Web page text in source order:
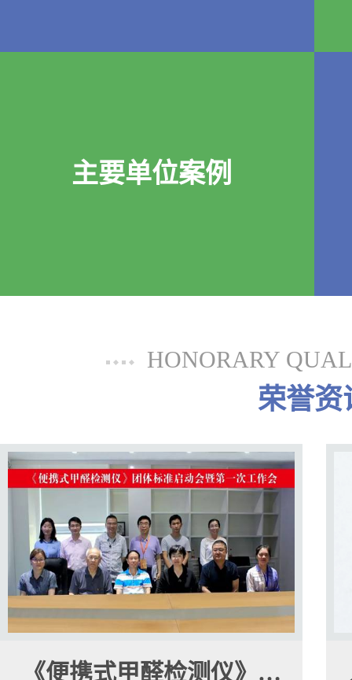
主要单位案例
HONORARY
荣誉资
《便携式甲醛检测仪》…